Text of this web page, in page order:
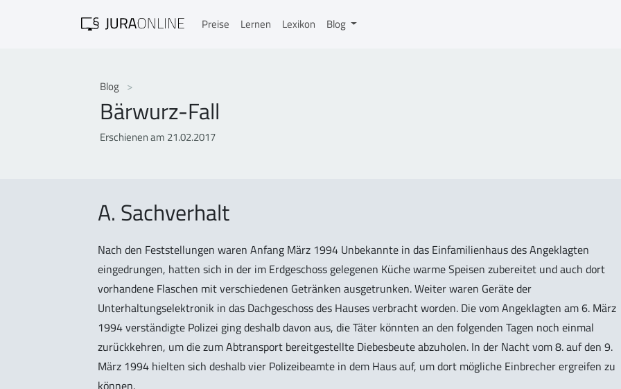
Preise Lernen Lexikon Blog
Blog
Bärwurz-Fall
Erschienen am 21.02.2017
A. Sachverhalt
Nach den Feststellungen waren Anfang März 1994 Unbekannte in das Einfamilienhaus des Angeklagten
eingedrungen, hatten sich in der im Erdgeschoss gelegenen Küche warme Speisen zubereitet und auch dort
vorhandene Flaschen mit verschiedenen Getränken ausgetrunken. Weiter waren Geräte der
Unterhaltungselektronik in das Dachgeschoss des Hauses verbracht worden. Die vom Angeklagten am 6. März
1994 verständigte Polizei ging deshalb davon aus, die Täter könnten an den folgenden Tagen noch einmal
zurückkehren, um die zum Abtransport bereitgestellte Diebesbeute abzuholen. In der Nacht vom 8. auf den 9.
März 1994 hielten sich deshalb vier Polizeibeamte in dem Haus auf, um dort mögliche Einbrecher ergreifen zu
können.